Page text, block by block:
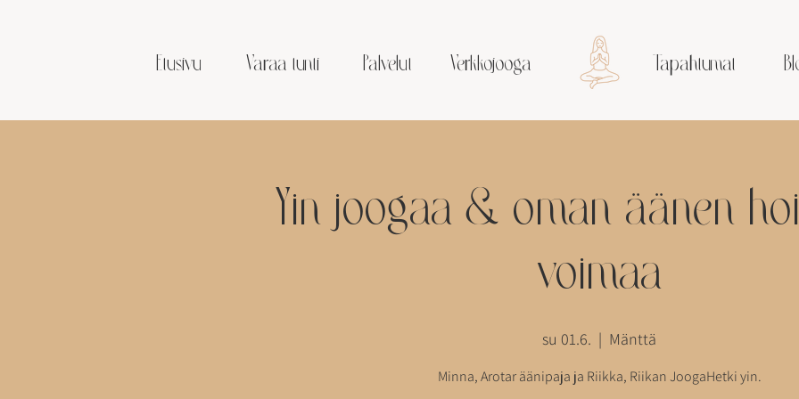
Etusivu Varaa tunti Palvelut Verkkojooga Tapahtumat
Yin joogaa & oman äänen
voimaa
su 01.6.
  |
Mänttä
Minna, Arotar äänipaja ja Riikka, Riikan JoogaHetki yin.